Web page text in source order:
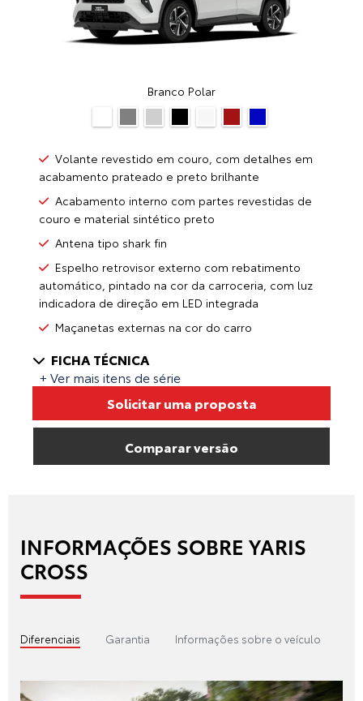
Branco Polar
Volante revestido em couro, com detalhes em
acabamento prateado e preto brilhante
Acabamento interno com partes revestidas de
couro e material sintético preto
Antena tipo shark fin
Espelho retrovisor externo com rebatimento
automático, pintado na cor da carroceria, com luz
indicadora de direção em LED integrada
Maçanetas externas na cor do carro
+ Ver mais itens de série
FICHA TÉCNICA
Solicitar uma proposta
Comparar versão
INFORMAÇÕES SOBRE YARIS
CROSS
Diferenciais Garantia Informações sobre o veículo